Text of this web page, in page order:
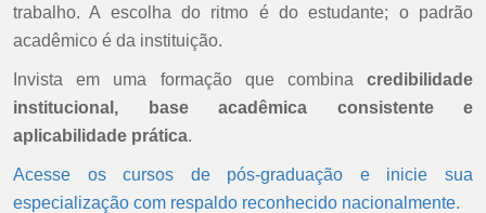
trabalho. A escolha do ritmo é do estudante; o padrão
acadêmico é da instituição.
Invista em uma formação que combina credibilidade
institucional, base acadêmica consistente e
aplicabilidade prática.
Acesse os cursos de pós-graduação e inicie sua
especialização com respaldo reconhecido nacionalmente.